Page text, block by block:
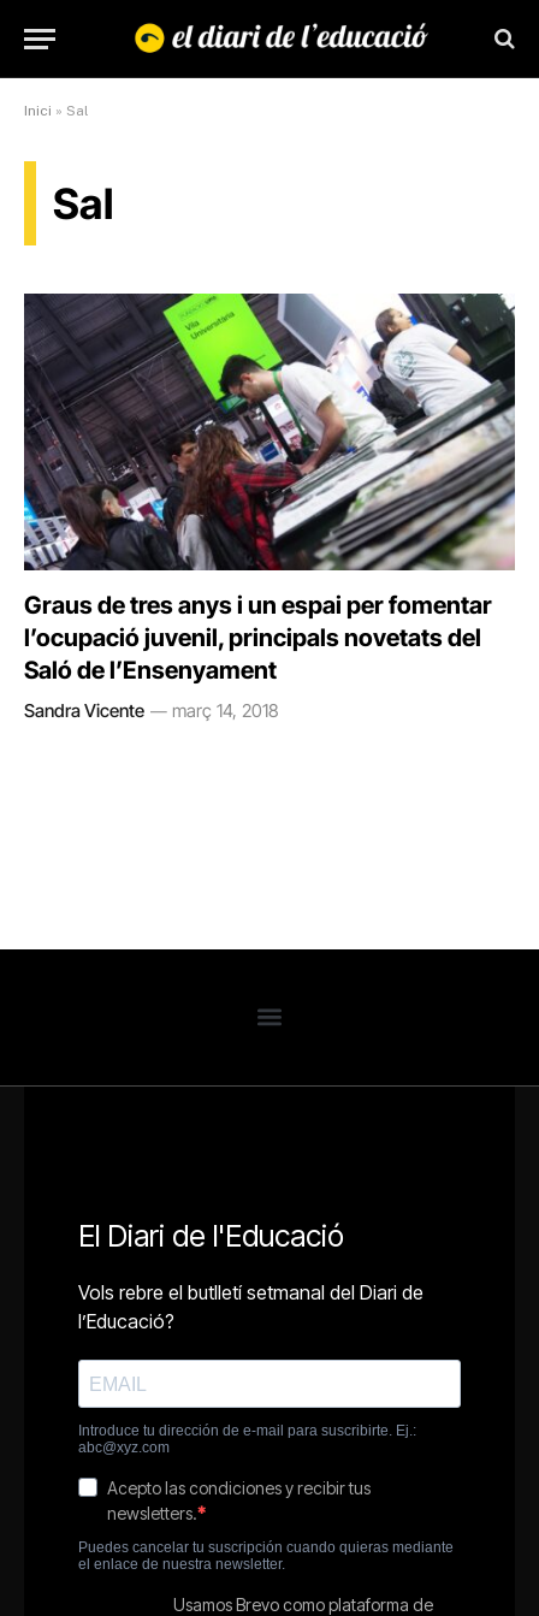
Inici » Sal
Sal
Graus de tres anys i un espai per fomentar
l’ocupació juvenil, principals novetats del
Saló de l’Ensenyament
Sandra Vicente març 14, 2018